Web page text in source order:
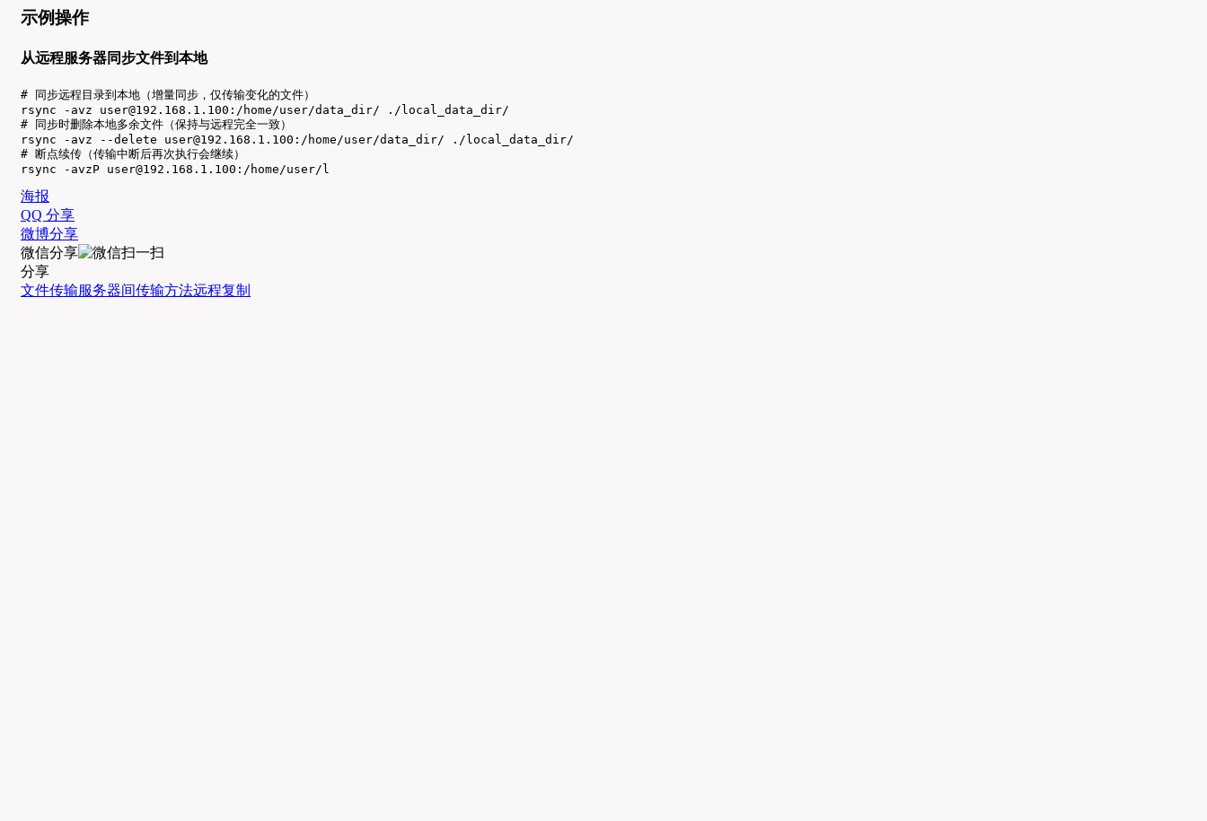
示例操作
从远程服务器同步文件到本地
# 同步远程目录到本地（增量同步，仅传输变化的文件）
rsync -avz user@192.168.1.100:/home/user/data_dir/ ./local_data_dir/
# 同步时删除本地多余文件（保持与远程完全一致）
rsync -avz --delete user@192.168.1.100:/home/user/data_dir/ ./local_data_dir/
# 断点续传（传输中断后再次执行会继续）
rsync -avzP user@192.168.1.100:/home/user/l
海报
QQ 分享
微博分享
微信分享
分享
文件传输服务器间传输方法远程复制